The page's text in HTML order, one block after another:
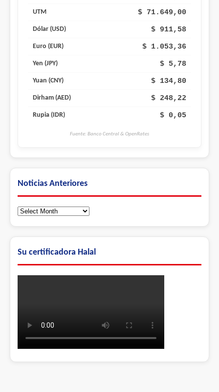
UTM $ 71.649,00
Dólar (USD) $ 911,58
Euro (EUR) $ 1.053,36
Yen (JPY) $ 5,78
Yuan (CNY) $ 134,80
Dirham (AED) $ 248,22
Rupia (IDR) $ 0,05
Fuente: Banco Central & OpenRates
Noticias Anteriores
Noticias
Su certificadora Halal